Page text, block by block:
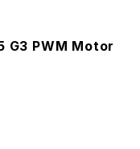
G3 PWM Motor